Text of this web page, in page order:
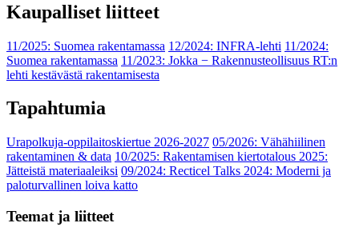
Kaupalliset liitteet
11/2025: Suomea rakentamassa 12/2024: INFRA-lehti 11/2024:
Suomea rakentamassa 11/2023: Jokka − Rakennusteollisuus RT:n
lehti kestävästä rakentamisesta
Tapahtumia
Urapolkuja-oppilaitoskiertue 2026-2027 05/2026: Vähähiilinen
rakentaminen & data 10/2025: Rakentamisen kiertotalous 2025:
Jätteistä materiaaleiksi 09/2024: Recticel Talks 2024: Moderni ja
paloturvallinen loiva katto
Teemat ja liitteet